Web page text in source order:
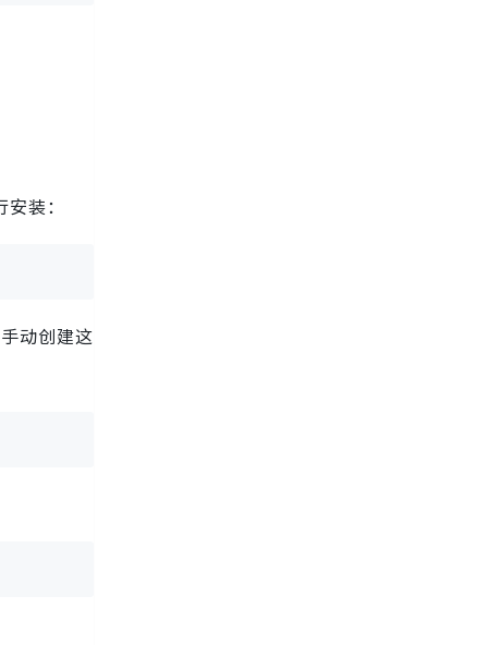
装：
动创建这